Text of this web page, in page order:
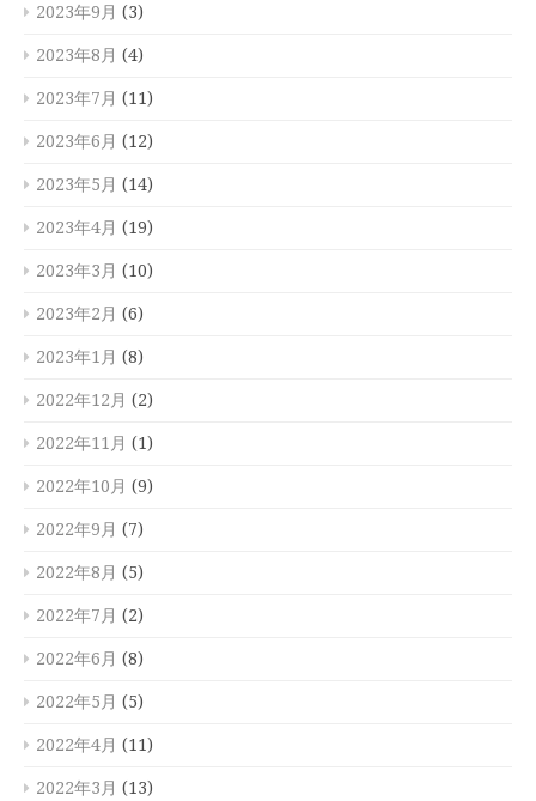
2023年9月 (3)
2023年8月 (4)
2023年7月 (11)
2023年6月 (12)
2023年5月 (14)
2023年4月 (19)
2023年3月 (10)
2023年2月 (6)
2023年1月 (8)
2022年12月 (2)
2022年11月 (1)
2022年10月 (9)
2022年9月 (7)
2022年8月 (5)
2022年7月 (2)
2022年6月 (8)
2022年5月 (5)
2022年4月 (11)
2022年3月 (13)